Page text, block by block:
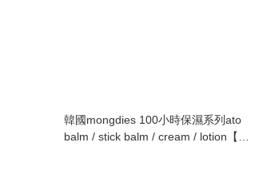
韓國mongdies 100小時保濕系列ato
balm / stick balm / cream / lotion【好